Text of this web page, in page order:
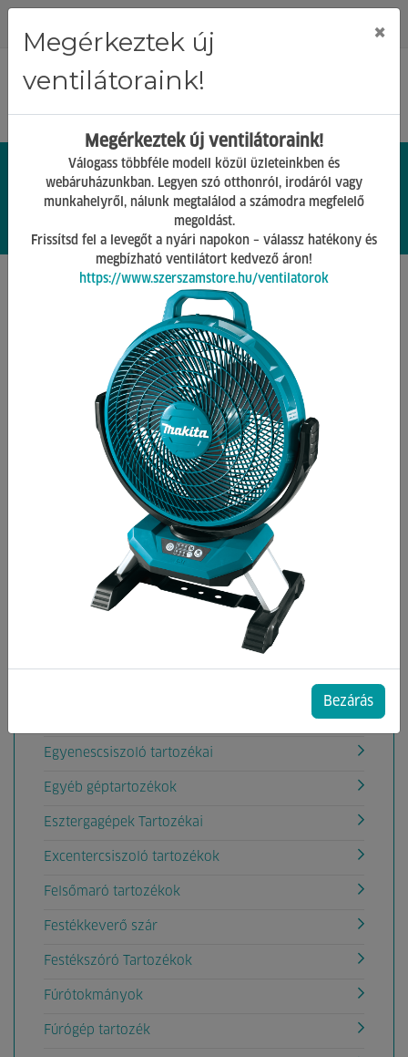
0 0.
Gépek tartozékai
Vissza
Kategóriák
Ablaktisztítógép tartozék
Akkumulátorok, töltők
Aligátorfűrész Tartozékok
Betoncsiszoló gép tartozékok
Betonvibrátor tartozékok
Egyenescsiszoló tartozékai
Egyéb géptartozékok
Esztergagépek Tartozékai
Excentercsiszoló tartozékok
Felsőmaró tartozékok
Festékkeverő szár
Festékszóró Tartozékok
Fúrótokmányok
Fúrógép tartozék
Megérkeztek új
ventilátoraink!
×
Megérkeztek új ventilátoraink!
Válogass többféle modell közül üzleteinkben és
webáruházunkban. Legyen szó otthonról, irodáról vagy
munkahelyről, nálunk megtalálod a számodra megfelelő
megoldást.
Frissítsd fel a levegőt a nyári napokon – válassz hatékony és
megbízható ventilátort kedvező áron!
https://www.szerszamstore.hu/ventilatorok
Bezárás